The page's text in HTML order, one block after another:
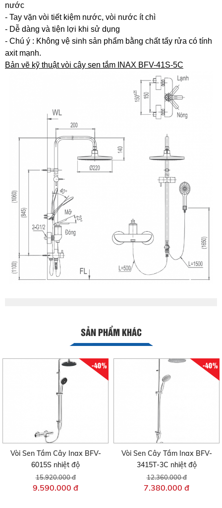
nước
- Tay vặn vòi tiết kiệm nước, vòi nước ít chì
- Dễ dàng và tiện lợi khi sử dụng
- Chú ý : Không vệ sinh sản phẩm bằng chất tẩy rửa có tính
axit mạnh.
Bản vẽ kỹ thuật vòi cây sen tắm INAX BFV-41S-5C
SẢN PHẨM KHÁC
-40%
Vòi Sen Tắm Cây Inax BFV-
6015S nhiệt độ
15.920.000 đ
9.590.000 đ
-40%
Vòi Sen Cây Tắm Inax BFV-
3415T-3C nhiệt độ
12.360.000 đ
7.380.000 đ